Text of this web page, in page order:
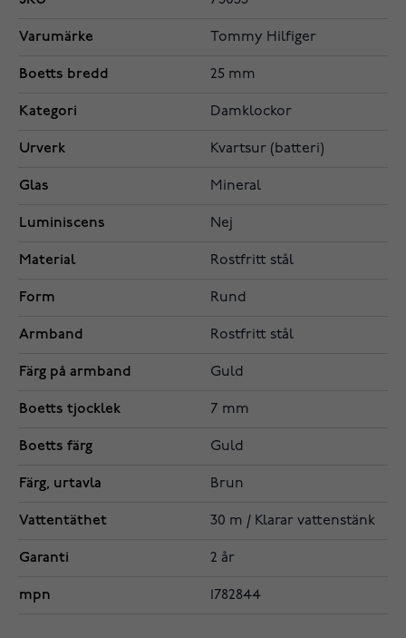
Varumärke Tommy Hilfiger
Boetts bredd 25 mm
Kategori Damklockor
Urverk Kvartsur (batteri)
Glas Mineral
Luminiscens Nej
Material Rostfritt stål
Form Rund
Armband Rostfritt stål
Färg på armband Guld
Boetts tjocklek 7 mm
Boetts färg Guld
Färg, urtavla Brun
Vattentäthet 30 m / Klarar vattenstänk
Garanti 2 år
mpn 1782844